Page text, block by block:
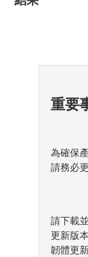
重要
為確保
請務必
請下載
更新版
韌體更